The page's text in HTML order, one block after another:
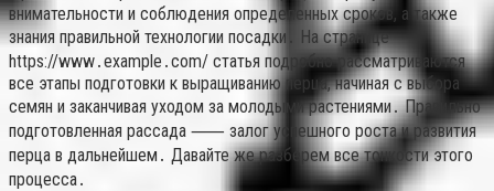
внимательности и соблюдения определенных сроков, а также
знания правильной технологии посадки․ На странице
https://www․example․com/ статья подробно рассматриваются
все этапы подготовки к выращиванию перца, начиная с выбора
семян и заканчивая уходом за молодыми растениями․ Правильно
подготовленная рассада ⸺ залог успешного роста и развития
перца в дальнейшем․ Давайте же разберем все тонкости этого
процесса․